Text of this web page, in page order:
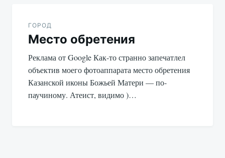
ГОРОД
Место обретения
Реклама от Google Как-то странно запечатлел
объектив моего фотоаппарата место обретения
Казанской иконы Божьей Матери — по-
паучиному. Атеист, видимо )…